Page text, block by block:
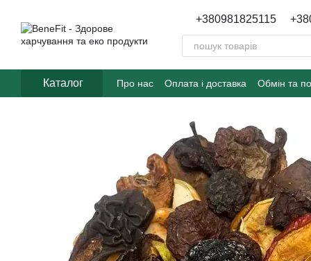
+380981825115
Каталог Про нас Оплата і доставка Обмін та